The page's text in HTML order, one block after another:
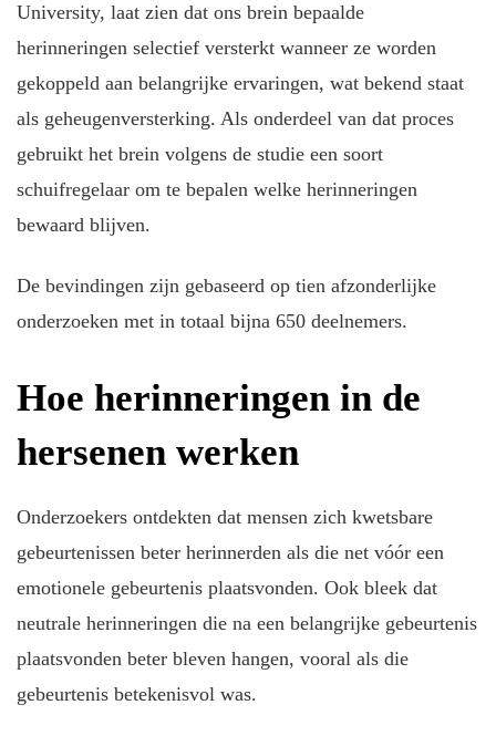
University, laat zien dat ons brein bepaalde
herinneringen selectief versterkt wanneer ze worden
gekoppeld aan belangrijke ervaringen, wat bekend staat
als geheugenversterking. Als onderdeel van dat proces
gebruikt het brein volgens de studie een soort
schuifregelaar om te bepalen welke herinneringen
bewaard blijven.
De bevindingen zijn gebaseerd op tien afzonderlijke
onderzoeken met in totaal bijna 650 deelnemers.
Hoe herinneringen in de
hersenen werken
Onderzoekers ontdekten dat mensen zich kwetsbare
gebeurtenissen beter herinnerden als die net vóór een
emotionele gebeurtenis plaatsvonden. Ook bleek dat
neutrale herinneringen die na een belangrijke gebeurtenis
plaatsvonden beter bleven hangen, vooral als die
gebeurtenis betekenisvol was.